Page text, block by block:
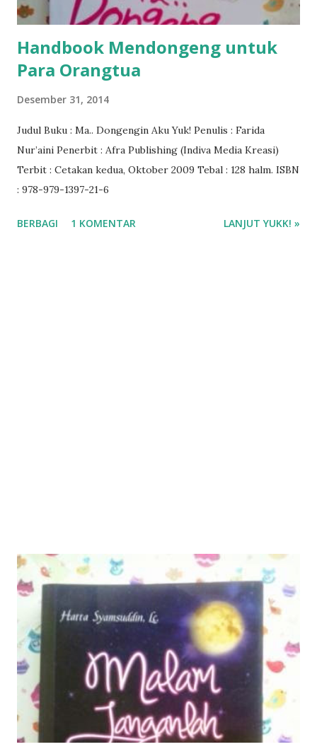
Handbook Mendongeng untuk
Para Orangtua
Desember 31, 2014
Judul Buku : Ma.. Dongengin Aku Yuk! Penulis : Farida
Nur’aini Penerbit : Afra Publishing (Indiva Media Kreasi)
Terbit : Cetakan kedua, Oktober 2009 Tebal : 128 halm. ISBN
: 978-979-1397-21-6
BERBAGI 1 KOMENTAR LANJUT YUKK! »